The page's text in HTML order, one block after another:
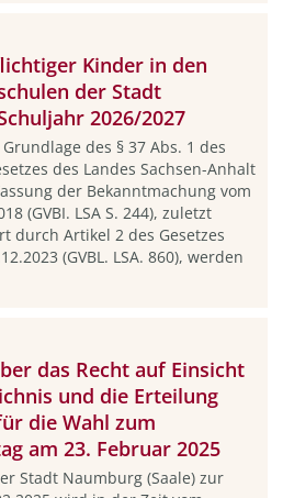
Kinder in den
der Stadt
2026/2027
des § 37 Abs. 1 des
des Landes Sachsen-Anhalt
der Bekanntmachung vom
(GVBI. LSA S. 244), zuletzt
durch Artikel 2 des Gesetzes
(GVBL. LSA. 860), werden
das Recht auf Einsicht
und die Erteilung
die Wahl zum
am 23. Februar 2025
Stadt Naumburg (Saale) zur